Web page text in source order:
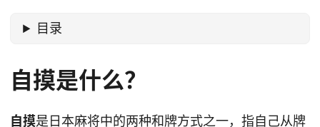
目录
自摸是什么？
自摸是日本麻将中的两种和牌方式之一，指自己从牌